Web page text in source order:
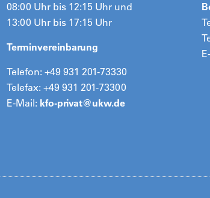
08:00 Uhr bis 12:15 Uhr und
13:00 Uhr bis 17:15 Uhr
Terminvereinbarung
Telefon: +49 931 201-73330
Telefax: +49 931 201-73300
E-Mail: kfo-privat@ukw.de